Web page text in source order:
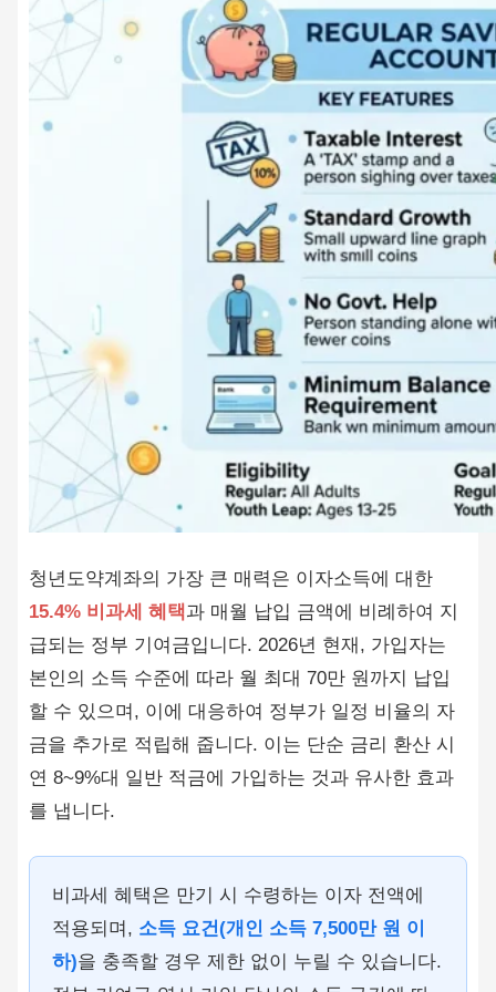
청년도약계좌의 가장 큰 매력은 이자소득에 대한
15.4% 비과세 혜택과 매월 납입 금액에 비례하여 지
급되는 정부 기여금입니다. 2026년 현재, 가입자는
본인의 소득 수준에 따라 월 최대 70만 원까지 납입
할 수 있으며, 이에 대응하여 정부가 일정 비율의 자
금을 추가로 적립해 줍니다. 이는 단순 금리 환산 시
연 8~9%대 일반 적금에 가입하는 것과 유사한 효과
를 냅니다.
비과세 혜택은 만기 시 수령하는 이자 전액에
적용되며, 소득 요건(개인 소득 7,500만 원 이
하)을 충족할 경우 제한 없이 누릴 수 있습니다.